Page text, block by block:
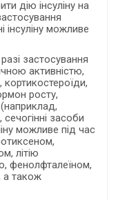
дію інсуліну на
інсуліну можливе
застосування
активністю,
кортикостероїди,
росту,
засоби
можливе під час
літію
фенолфталеїном,
а також